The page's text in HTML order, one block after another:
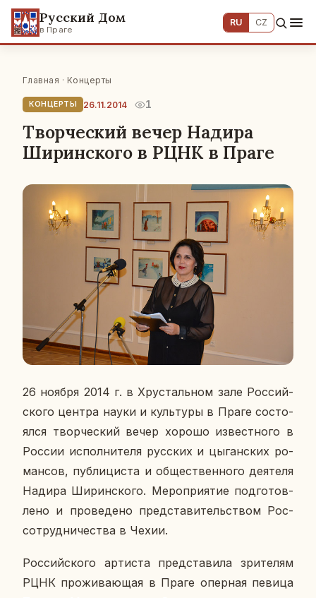
Русский Дом
в Праге
RU CZ
Главная · Концерты
КОНЦЕРТЫ 26.11.2014 1
Творческий вечер Надира
Ширинского в РЦНК в Праге
26 ноября 2014 г. в Хру­сталь­ном зале Рос­сий­
ско­го центра науки и куль­ту­ры в Праге со­сто­
ял­ся твор­че­ский вечер хорошо из­вест­но­го в
России ис­пол­ни­те­ля рус­ских и цы­ган­ских ро­
ман­сов, пуб­ли­ци­ста и об­ще­ствен­но­го де­я­те­ля
Надира Ши­рин­ско­го. Ме­ро­при­я­тие под­го­тов­
ле­но и про­ве­де­но пред­ста­ви­тель­ством Рос­
со­труд­ни­че­ства в Чехии.
Рос­сий­ско­го ар­ти­ста пред­ста­ви­ла зри­те­лям
РЦНК про­жи­ва­ю­щая в Праге опер­ная певица